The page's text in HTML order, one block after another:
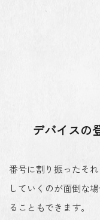
デバイスの
番号に割り振ったそ
していくのが面倒な
ることもできます。